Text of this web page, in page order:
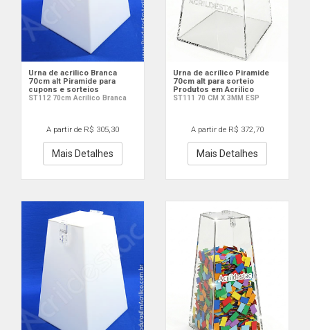
Urna de acrilico Branca
70cm alt Piramide para
cupons e sorteios
ST112 70cm Acrilico Branca
A partir de R$ 305,30
Mais Detalhes
Urna de acrílico Piramide
70cm alt para sorteio
Produtos em Acrilico
ST111 70 CM X 3MM ESP
A partir de R$ 372,70
Mais Detalhes